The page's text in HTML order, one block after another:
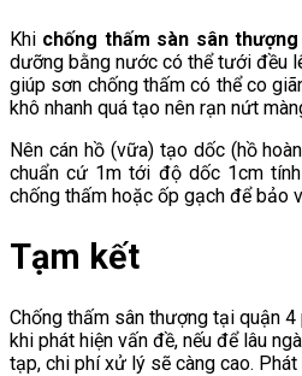
Khi chống thấm sàn sân thượng
dưỡng bằng nước có thể tưới đều
giúp sơn chống thấm có thể co
khô nhanh quá tạo nên rạn nứt
Nên cán hồ (vữa) tạo dốc (hồ
chuẩn cứ 1m tới độ dốc 1cm
chống thấm hoặc ốp gạch để bảo
Tạm kết
Chống thấm sân thượng tại quận
khi phát hiện vấn đề, nếu để lâu
tạp, chi phí xử lý sẽ càng cao.